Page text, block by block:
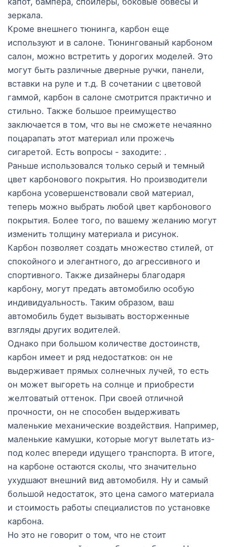
зеркала.
Кроме внешнего тюнинга, карбон еще
используют и в салоне. Тюнингованый карбоном
салон, можно встретить у дорогих моделей. Это
могут быть различные дверные ручки, панели,
вставки на руле и т.д. В сочетании с цветовой
гаммой, карбон в салоне смотрится практично и
стильно. Также большое преимущество
заключается в том, что вы не сможете нечаянно
поцарапать этот материал или прожечь
сигаретой. Есть вопросы - заходите: .
Раньше использовался только серый и темный
цвет карбонового покрытия. Но производители
карбона усовершенствовали свой материал,
теперь можно выбрать любой цвет карбонового
покрытия. Более того, по вашему желанию могут
изменить толщину материала и рисунок.
Карбон позволяет создать множество стилей, от
спокойного и элегантного, до агрессивного и
спортивного. Также дизайнеры благодаря
карбону, могут предать автомобилю особую
индивидуальность. Таким образом, ваш
автомобиль будет вызывать восторженные
взгляды других водителей.
Однако при большом количестве достоинств,
карбон имеет и ряд недостатков: он не
выдерживает прямых солнечных лучей, то есть
он может выгореть на солнце и приобрести
желтоватый оттенок. При своей отличной
прочности, он не способен выдерживать
маленькие механические воздействия. Например,
маленькие камушки, которые могут вылетать из-
под колес впереди идущего транспорта. В итоге,
на карбоне остаются сколы, что значительно
ухудшают внешний вид автомобиля. Ну и самый
большой недостаток, это цена самого материала
и стоимость работы специалистов по установке
карбона.
Но это не говорит о том, что не стоит